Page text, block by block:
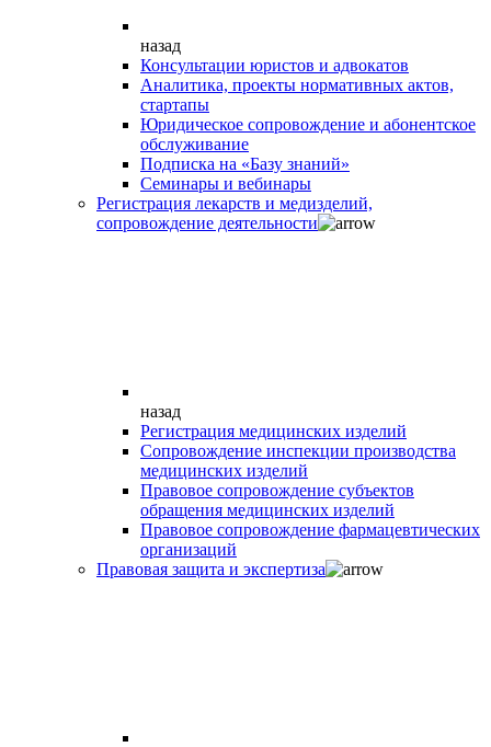
назад
Консультации юристов и адвокатов
Аналитика, проекты нормативных актов,
стартапы
Юридическое сопровождение и абонентское
обслуживание
Подписка на «Базу знаний»
Семинары и вебинары
Регистрация лекарств и медизделий,
сопровождение деятельности
назад
Регистрация медицинских изделий
Сопровождение инспекции производства
медицинских изделий
Правовое сопровождение субъектов
обращения медицинских изделий
Правовое сопровождение фармацевтических
организаций
Правовая защита и экспертиза